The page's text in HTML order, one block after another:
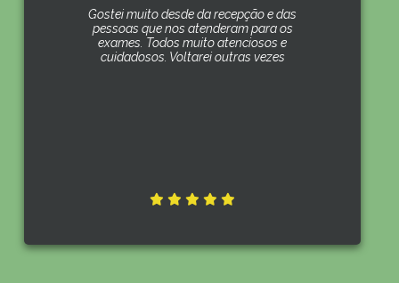
Gostei muito desde da recepção e das
pessoas que nos atenderam para os
exames. Todos muito atenciosos e
cuidadosos. Voltarei outras vezes